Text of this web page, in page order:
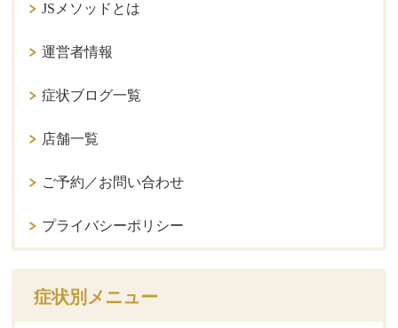
JSメソッドとは
運営者情報
症状ブログ一覧
店舗一覧
ご予約／お問い合わせ
プライバシーポリシー
症状別メニュー